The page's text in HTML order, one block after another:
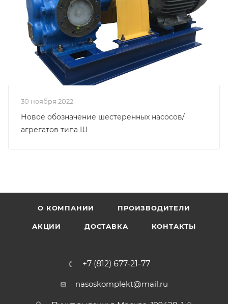
30 ноября 2022
Новое обозначение шестеренных насосов/
агрегатов типа Ш
О КОМПАНИИ ПРОИЗВОДИТЕЛИ
АКЦИИ ДОСТАВКА КОНТАКТЫ
+7 (812) 677-21-77
nasoskomplekt@mail.ru